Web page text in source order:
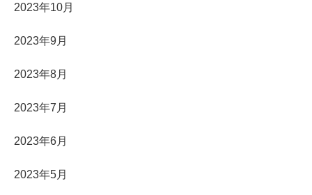
2023年10月
2023年9月
2023年8月
2023年7月
2023年6月
2023年5月